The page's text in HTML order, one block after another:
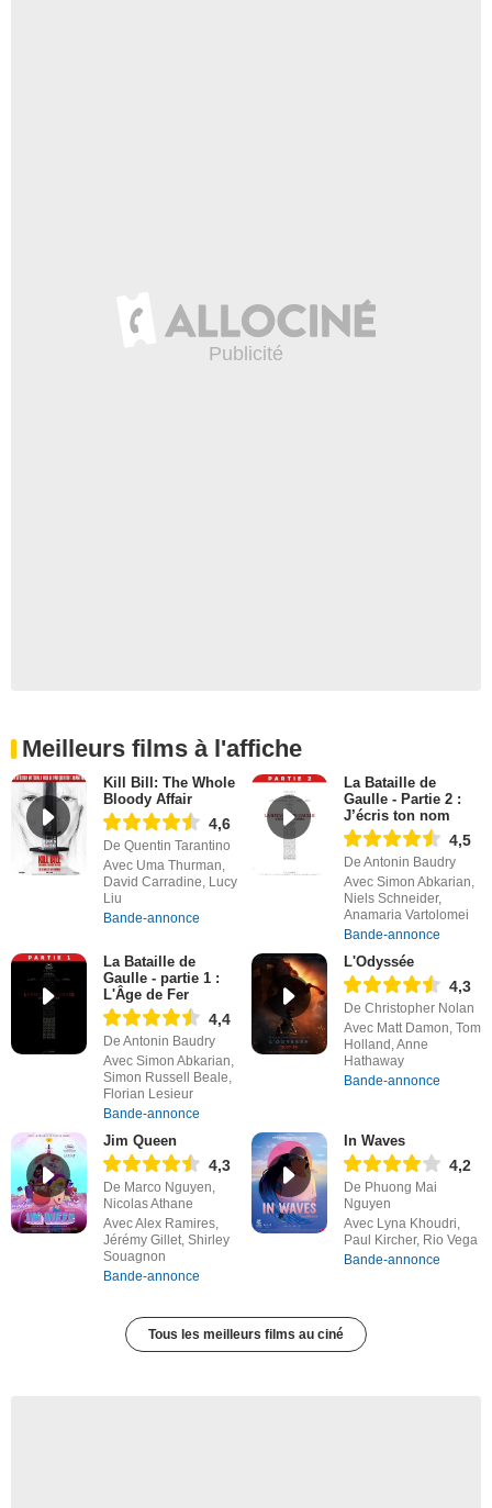
Meilleurs films à l'affiche
Kill Bill: The Whole
Bloody Affair
4,6
De Quentin Tarantino
Avec Uma Thurman,
David Carradine, Lucy
Liu
Bande-annonce
La Bataille de
Gaulle - Partie 2 :
J’écris ton nom
4,5
De Antonin Baudry
Avec Simon Abkarian,
Niels Schneider,
Anamaria Vartolomei
Bande-annonce
La Bataille de
Gaulle - partie 1 :
L'Âge de Fer
4,4
De Antonin Baudry
Avec Simon Abkarian,
Simon Russell Beale,
Florian Lesieur
Bande-annonce
L'Odyssée
4,3
De Christopher Nolan
Avec Matt Damon, Tom
Holland, Anne
Hathaway
Bande-annonce
Jim Queen
4,3
De Marco Nguyen,
Nicolas Athane
Avec Alex Ramires,
Jérémy Gillet, Shirley
Souagnon
Bande-annonce
In Waves
4,2
De Phuong Mai
Nguyen
Avec Lyna Khoudri,
Paul Kircher, Rio Vega
Bande-annonce
Tous les meilleurs films au ciné